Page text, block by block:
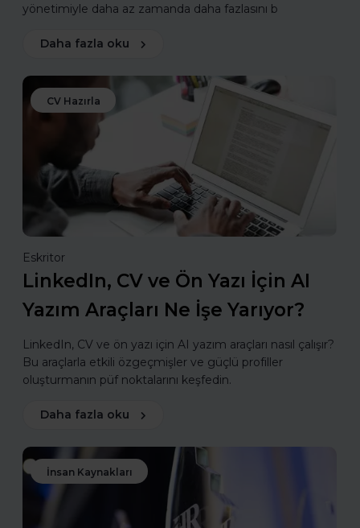
yönetimiyle daha az zamanda daha fazlasını b
Daha fazla oku
CV Hazırla
Eskritor
LinkedIn, CV ve Ön Yazı İçin AI
Yazım Araçları Ne İşe Yarıyor?
LinkedIn, CV ve ön yazı için AI yazım araçları nasıl çalışır?
Bu araçlarla etkili özgeçmişler ve güçlü profiller
oluşturmanın püf noktalarını keşfedin.
Daha fazla oku
İnsan Kaynakları